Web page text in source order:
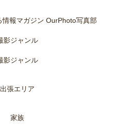
報マガジン OurPhoto写真部
影ジャンル
影ジャンル
出張エリア
家族